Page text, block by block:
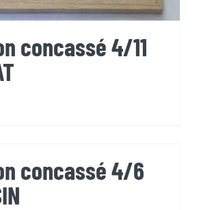
concassé 4/11
concassé 4/6